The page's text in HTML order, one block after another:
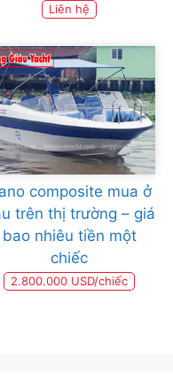
Liên hệ
composite mua ở
trên thị trường – giá
bao nhiêu tiền một
chiếc
2.800.000 USD/chiếc